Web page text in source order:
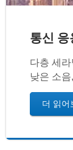
통신 응
다층 세
낮은 소
더 읽어